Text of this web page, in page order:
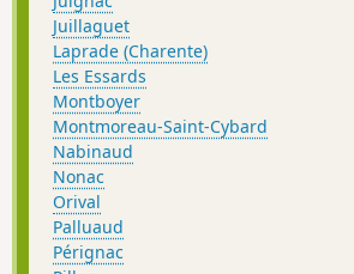
Juillaguet
Laprade (Charente)
Les Essards
Montboyer
Montmoreau-Saint-Cybard
Nabinaud
Nonac
Orival
Palluaud
Pérignac